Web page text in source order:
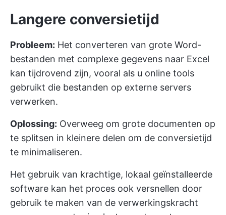
Langere conversietijd
Probleem: Het converteren van grote Word-
bestanden met complexe gegevens naar Excel
kan tijdrovend zijn, vooral als u online tools
gebruikt die bestanden op externe servers
verwerken.
Oplossing: Overweeg om grote documenten op
te splitsen in kleinere delen om de conversietijd
te minimaliseren.
Het gebruik van krachtige, lokaal geïnstalleerde
software kan het proces ook versnellen door
gebruik te maken van de verwerkingskracht